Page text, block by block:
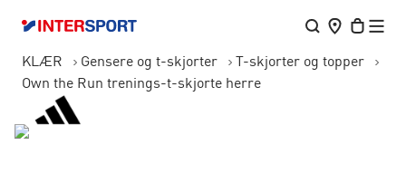
KLÆR Gensere og t-skjorter
T-skjorter og topper
Own the Run trenings-t-skjorte herre